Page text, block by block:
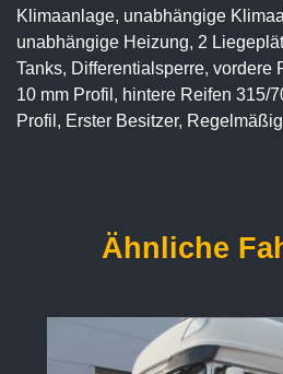
Klimaanlage, unabhängige
unabhängige Heizung, 2
Tanks, Differentialsperre, vordere
10 mm Profil, hintere Reifen 315/
Profil, Erster Besitzer,
Ähnliche